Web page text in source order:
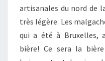
artisanales du nord de
très légère. Les
qui a été à Bruxelles,
bière! Ce sera la